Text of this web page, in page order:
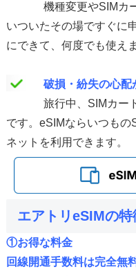
機種変更やSIMカ
いついたその場ですぐに
にできて、何度でも使え
破損・紛失の心配
旅行中、SIMカー
です。eSIMならいつも
ネットを利用できます。
エアトリeSIMの特
①お得な料金
回線開通手数料は完全無